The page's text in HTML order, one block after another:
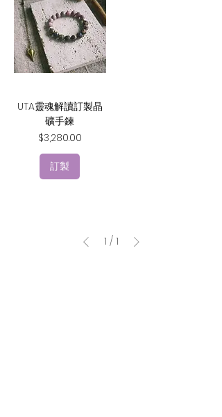
UTA靈魂解讀訂製晶
礦手鍊
價格
$3,280.00
訂製
1 / 1